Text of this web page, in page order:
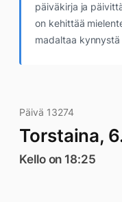
päiväkirja ja
on kehittää
madaltaa kynnystä
Päivä 13274
Torstaina,
Kello on 18:25